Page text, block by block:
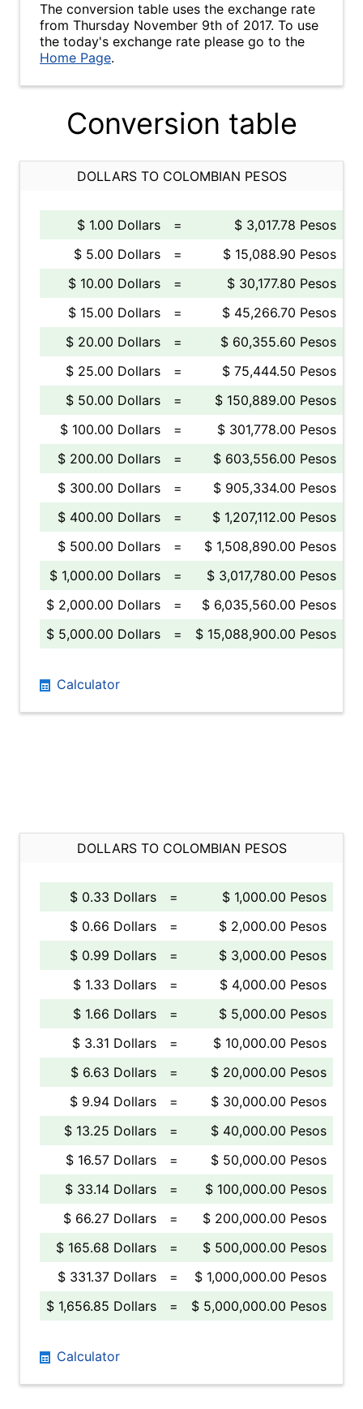
The conversion table uses the exchange rate
from Thursday November 9th of 2017. To use
the today's exchange rate please go to the
Home Page.
Conversion table
DOLLARS TO COLOMBIAN PESOS
$ 1.00 Dollars =
$ 3,017.78 Pesos
$ 5.00 Dollars
=
$ 15,088.90 Pesos
$ 10.00 Dollars
=
$ 30,177.80 Pesos
$ 15.00 Dollars
=
$ 45,266.70 Pesos
$ 20.00 Dollars
=
$ 60,355.60 Pesos
$ 25.00 Dollars
=
$ 75,444.50 Pesos
$ 50.00 Dollars
=
$ 150,889.00 Pesos
$ 100.00 Dollars
=
$ 301,778.00 Pesos
$ 200.00 Dollars
=
$ 603,556.00 Pesos
$ 300.00 Dollars
=
$ 905,334.00 Pesos
$ 400.00 Dollars
=
$ 1,207,112.00 Pesos
$ 500.00 Dollars
=
$ 1,508,890.00 Pesos
$ 1,000.00 Dollars
=
$ 3,017,780.00 Pesos
$ 2,000.00 Dollars
=
$ 6,035,560.00 Pesos
$ 5,000.00 Dollars
= $ 15,088,900.00 Pesos
Calculator
DOLLARS TO COLOMBIAN PESOS
$ 0.33 Dollars =
$ 1,000.00 Pesos
$ 0.66 Dollars
=
$ 2,000.00 Pesos
$ 0.99 Dollars
=
$ 3,000.00 Pesos
$ 1.33 Dollars
=
$ 4,000.00 Pesos
$ 1.66 Dollars
=
$ 5,000.00 Pesos
$ 3.31 Dollars
=
$ 10,000.00 Pesos
$ 6.63 Dollars
=
$ 20,000.00 Pesos
$ 9.94 Dollars
=
$ 30,000.00 Pesos
$ 13.25 Dollars
=
$ 40,000.00 Pesos
$ 16.57 Dollars
=
$ 50,000.00 Pesos
$ 33.14 Dollars
=
$ 100,000.00 Pesos
$ 66.27 Dollars
=
$ 200,000.00 Pesos
$ 165.68 Dollars
=
$ 500,000.00 Pesos
$ 331.37 Dollars
=
$ 1,000,000.00 Pesos
$ 1,656.85 Dollars
= $ 5,000,000.00 Pesos
Calculator